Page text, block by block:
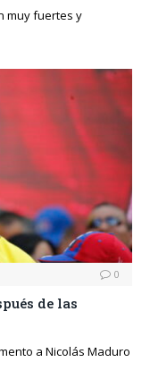
muy fuertes y
0
de las
a Nicolás Maduro